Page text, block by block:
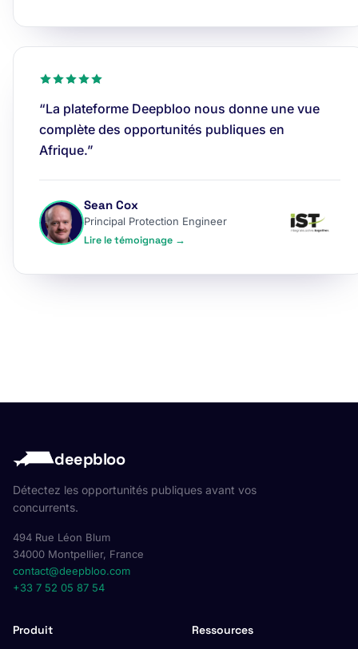
“La plateforme Deepbloo nous donne une vue
complète des opportunités publiques en
Afrique.”
Sean Cox
Principal Protection Engineer
Lire le témoignage →
deepbloo
Détectez les opportunités publiques avant vos
concurrents.
494 Rue Léon Blum
34000 Montpellier, France
contact@deepbloo.com
+33 7 52 05 87 54
Produit Ressources